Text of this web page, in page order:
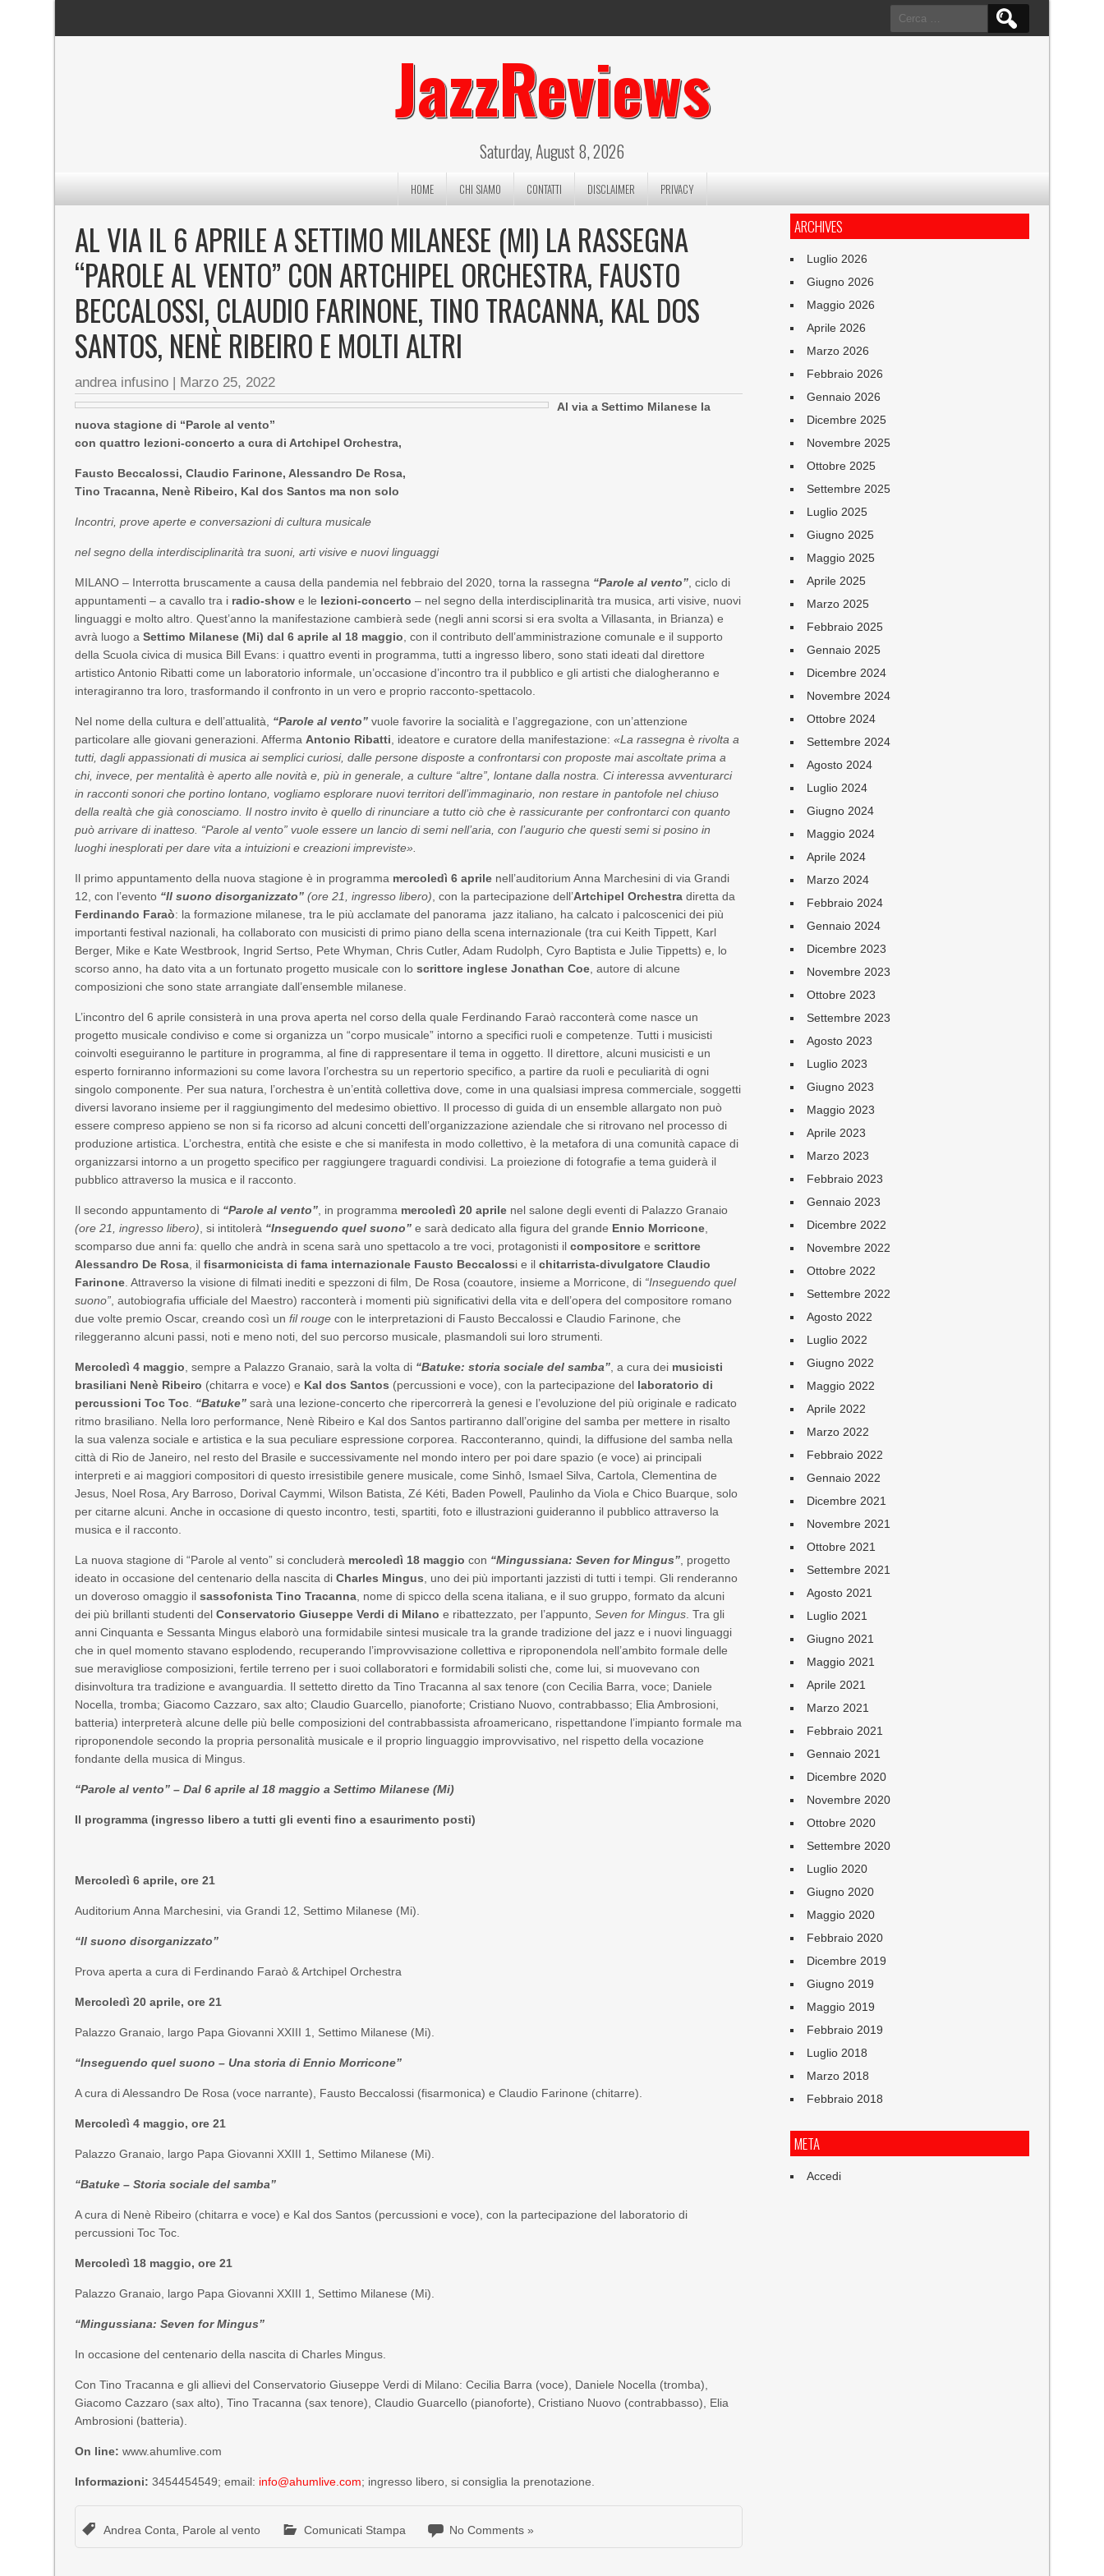
Ricerca
per:
JazzReviews
Saturday, August 8, 2026
HOME CHI SIAMO CONTATTI DISCLAIMER PRIVACY
AL VIA IL 6 APRILE A SETTIMO MILANESE (MI) LA RASSEGNA
“PAROLE AL VENTO” CON ARTCHIPEL ORCHESTRA, FAUSTO
BECCALOSSI, CLAUDIO FARINONE, TINO TRACANNA, KAL DOS
SANTOS, NENÈ RIBEIRO E MOLTI ALTRI
andrea infusino | Marzo 25, 2022
Al via a Settimo Milanese la
nuova stagione di “Parole al vento”
conquattro lezioni-concerto a cura di Artchipel Orchestra,
Fausto Beccalossi, Claudio Farinone, Alessandro De Rosa,
Tino Tracanna, Nenè Ribeiro, Kal dos Santos ma non solo
Incontri, prove aperte e conversazioni di cultura musicale
nel segno della interdisciplinarità tra suoni, arti visive e nuovi linguaggi
MILANO – Interrotta bruscamente a causa della pandemia nel febbraio del 2020, torna la rassegna “Parole al vento” , ciclo di
appuntamenti – a cavallo tra i radio-show e le lezioni-concerto – nel segno della interdisciplinarità tra musica, arti visive, nuovi
linguaggi e molto altro. Quest’anno la manifestazione cambierà sede (negli anni scorsi si era svolta a Villasanta, in Brianza) e
avrà luogo aSettimo Milanese (Mi) dal 6 aprile al 18 maggio , con il contributo dell’amministrazione comunale e il supporto
della Scuola civica di musica Bill Evans: i quattro eventi in programma, tutti a ingresso libero, sono stati ideati dal direttore
artistico Antonio Ribatti come un laboratorio informale, un’occasione d’incontro tra il pubblico e gli artisti che dialogheranno e
interagiranno tra loro, trasformando il confronto in un vero e proprio racconto-spettacolo.
Nel nome della cultura e dell’attualità, “Parole al vento” vuole favorire la socialità e l’aggregazione, con un’attenzione
particolare alle giovani generazioni. Afferma Antonio Ribatti , ideatore e curatore della manifestazione:«La rassegna è rivolta a
tutti, dagli appassionati di musica ai semplici curiosi, dalle persone disposte a confrontarsi con proposte mai ascoltate prima a
chi, invece, per mentalità è aperto alle novità e, più in generale, a culture “altre”, lontane dalla nostra. Ci interessa avventurarci
in racconti sonori che portino lontano, vogliamo esplorare nuovi territori dell’immaginario, non restare in pantofole nel chiuso
della realtà che già conosciamo. Il nostro invito è quello di rinunciare a tutto ciò che è rassicurante per confrontarci con quanto
può arrivare di inatteso. “Parole al vento” vuole essere un lancio di semi nell’aria, con l’augurio che questi semi si posino in
luoghi inesplorati per dare vita a intuizioni e creazioni impreviste».
Il primo appuntamento della nuova stagione è in programma mercoledì 6 aprile nell’auditorium Anna Marchesini di via Grandi
12, con l’evento “Il suono disorganizzato”(ore 21, ingresso libero) , con la partecipazione dell’Artchipel Orchestra diretta da
Ferdinando Faraò: la formazione milanese, tra le più acclamate del panorama jazz italiano, ha calcato i palcoscenici dei più
importanti festival nazionali, ha collaborato con musicisti di primo piano della scena internazionale (tra cui Keith Tippett, Karl
Berger, Mike e Kate Westbrook, Ingrid Sertso, Pete Whyman, Chris Cutler, Adam Rudolph, Cyro Baptista e Julie Tippetts) e, lo
scorso anno, ha dato vita a un fortunato progetto musicale con loscrittore inglese Jonathan Coe , autore di alcune
composizioni che sono state arrangiate dall’ensemble milanese.
L’incontro del 6 aprile consisterà in una prova aperta nel corso della quale Ferdinando Faraò racconterà come nasce un
progetto musicale condiviso e come si organizza un “corpo musicale” intorno a specifici ruoli e competenze. Tutti i musicisti
coinvolti eseguiranno le partiture in programma, al fine di rappresentare il tema in oggetto. Il direttore, alcuni musicisti e un
esperto forniranno informazioni su come lavora l’orchestra su un repertorio specifico, a partire da ruoli e peculiarità di ogni
singolo componente. Per sua natura, l’orchestra è un’entità collettiva dove, come in una qualsiasi impresa commerciale, soggetti
diversi lavorano insieme per il raggiungimento del medesimo obiettivo. Il processo di guida di un ensemble allargato non può
essere compreso appieno se non si fa ricorso ad alcuni concetti dell’organizzazione aziendale che si ritrovano nel processo di
produzione artistica. L’orchestra, entità che esiste e che si manifesta in modo collettivo, è la metafora di una comunità capace di
organizzarsi intorno a un progetto specifico per raggiungere traguardi condivisi. La proiezione di fotografie a tema guiderà il
pubblico attraverso la musica e il racconto.
Il secondo appuntamento di “Parole al vento” , in programma mercoledì 20 aprile nel salone degli eventi di Palazzo Granaio
(ore 21, ingresso libero) , si intitolerà “Inseguendo quel suono” e sarà dedicato alla figura del grande Ennio Morricone
scomparso due anni fa: quello che andrà in scena sarà uno spettacolo a tre voci, protagonisti ilcompositoree scrittore
Alessandro De Rosa , ilfisarmonicista di fama internazionale Fausto Beccalossi e ilchitarrista-divulgatore Claudio
Farinone . Attraverso la visione di filmati inediti e spezzoni di film, De Rosa (coautore, insieme a Morricone, di “Inseguendo quel
suono” , autobiografia ufficiale del Maestro) racconterà i momenti più significativi della vita e dell’opera del compositore romano
due volte premio Oscar, creando così unfil rouge con le interpretazioni di Fausto Beccalossi e Claudio Farinone, che
rileggeranno alcuni passi, noti e meno noti, del suo percorso musicale, plasmandoli sui loro strumenti.
Mercoledì 4 maggio , sempre a Palazzo Granaio, sarà la volta di “Batuke: storia sociale del samba” , a cura dei musicisti
brasiliani Nenè Ribeiro (chitarra e voce) e Kal dos Santos (percussioni e voce), con la partecipazione del laboratorio di
percussioni Toc Toc “Batuke” sarà una lezione-concerto che ripercorrerà la genesi e l’evoluzione del più originale e radicato
ritmo brasiliano. Nella loro performance, Nenè Ribeiro e Kal dos Santos partiranno dall’origine del samba per mettere in risalto
la sua valenza sociale e artistica e la sua peculiare espressione corporea. Racconteranno, quindi, la diffusione del samba nella
città di Rio de Janeiro, nel resto del Brasile e successivamente nel mondo intero per poi dare spazio (e voce) ai principali
interpreti e ai maggiori compositori di questo irresistibile genere musicale, come Sinhô, Ismael Silva, Cartola, Clementina de
Jesus, Noel Rosa, Ary Barroso, Dorival Caymmi, Wilson Batista, Zé Kéti, Baden Powell, Paulinho da Viola e Chico Buarque, solo
per citarne alcuni. Anche in occasione di questo incontro, testi, spartiti, foto e illustrazioni guideranno il pubblico attraverso la
musica e il racconto.
La nuova stagione di “Parole al vento” si concluderà mercoledì 18 maggio con “Mingussiana: Seven for Mingus” , progetto
ideato in occasione del centenario della nascita diCharles Mingus , uno dei più importanti jazzisti di tutti i tempi. Gli renderanno
un doveroso omaggio ilsassofonista Tino Tracanna , nome di spicco della scena italiana, e il suo gruppo, formato da alcuni
dei più brillanti studenti delConservatorio Giuseppe Verdi di Milanoe ribattezzato, per l’appunto,Seven for Mingus . Tra gli
anni Cinquanta e Sessanta Mingus elaborò una formidabile sintesi musicale tra la grande tradizione del jazz e i nuovi linguaggi
che in quel momento stavano esplodendo, recuperando l’improvvisazione collettiva e riproponendola nell’ambito formale delle
sue meravigliose composizioni, fertile terreno per i suoi collaboratori e formidabili solisti che, come lui, si muovevano con
disinvoltura tra tradizione e avanguardia. Il settetto diretto da Tino Tracanna al sax tenore (con Cecilia Barra, voce; Daniele
Nocella, tromba; Giacomo Cazzaro, sax alto; Claudio Guarcello, pianoforte; Cristiano Nuovo, contrabbasso; Elia Ambrosioni,
batteria) interpreterà alcune delle più belle composizioni del contrabbassista afroamericano, rispettandone l’impianto formale ma
riproponendole secondo la propria personalità musicale e il proprio linguaggio improvvisativo, nel rispetto della vocazione
fondante della musica di Mingus.
“Parole al vento” – Dal 6 aprile al 18 maggio a Settimo Milanese (Mi)
Il programma (ingresso libero a tutti gli eventi fino a esaurimento posti)
Mercoledì 6 aprile, ore 21
Auditorium Anna Marchesini, via Grandi 12, Settimo Milanese (Mi).
“Il suono disorganizzato”
Prova aperta a cura di Ferdinando Faraò & Artchipel Orchestra
Mercoledì 20 aprile, ore 21
Palazzo Granaio, largo Papa Giovanni XXIII 1, Settimo Milanese (Mi).
“Inseguendo quel suono – Una storia di Ennio Morricone”
A cura di Alessandro De Rosa (voce narrante), Fausto Beccalossi (fisarmonica) e Claudio Farinone (chitarre).
Mercoledì 4 maggio, ore 21
Palazzo Granaio, largo Papa Giovanni XXIII 1, Settimo Milanese (Mi).
“Batuke – Storia sociale del samba”
A cura di Nenè Ribeiro (chitarra e voce) e Kal dos Santos (percussioni e voce), con la partecipazione del laboratorio di
percussioni Toc Toc.
Mercoledì 18 maggio, ore 21
Palazzo Granaio, largo Papa Giovanni XXIII 1, Settimo Milanese (Mi).
“Mingussiana: Seven for Mingus”
In occasione del centenario della nascita di Charles Mingus.
Con Tino Tracanna e gli allievi del Conservatorio Giuseppe Verdi di Milano: Cecilia Barra (voce), Daniele Nocella (tromba),
Giacomo Cazzaro (sax alto), Tino Tracanna (sax tenore), Claudio Guarcello (pianoforte), Cristiano Nuovo (contrabbasso), Elia
Ambrosioni (batteria).
On line:www.ahumlive.com
Informazioni:3454454549; email: info@ahumlive.com; ingresso libero, si consiglia la prenotazione.
Andrea Conta Parole al vento Comunicati Stampa No Comments »
ARCHIVES
Luglio 2026
Giugno 2026
Maggio 2026
Aprile 2026
Marzo 2026
Febbraio 2026
Gennaio 2026
Dicembre 2025
Novembre 2025
Ottobre 2025
Settembre 2025
Luglio 2025
Giugno 2025
Maggio 2025
Aprile 2025
Marzo 2025
Febbraio 2025
Gennaio 2025
Dicembre 2024
Novembre 2024
Ottobre 2024
Settembre 2024
Agosto 2024
Luglio 2024
Giugno 2024
Maggio 2024
Aprile 2024
Marzo 2024
Febbraio 2024
Gennaio 2024
Dicembre 2023
Novembre 2023
Ottobre 2023
Settembre 2023
Agosto 2023
Luglio 2023
Giugno 2023
Maggio 2023
Aprile 2023
Marzo 2023
Febbraio 2023
Gennaio 2023
Dicembre 2022
Novembre 2022
Ottobre 2022
Settembre 2022
Agosto 2022
Luglio 2022
Giugno 2022
Maggio 2022
Aprile 2022
Marzo 2022
Febbraio 2022
Gennaio 2022
Dicembre 2021
Novembre 2021
Ottobre 2021
Settembre 2021
Agosto 2021
Luglio 2021
Giugno 2021
Maggio 2021
Aprile 2021
Marzo 2021
Febbraio 2021
Gennaio 2021
Dicembre 2020
Novembre 2020
Ottobre 2020
Settembre 2020
Luglio 2020
Giugno 2020
Maggio 2020
Febbraio 2020
Dicembre 2019
Giugno 2019
Maggio 2019
Febbraio 2019
Luglio 2018
Marzo 2018
Febbraio 2018
META
Accedi